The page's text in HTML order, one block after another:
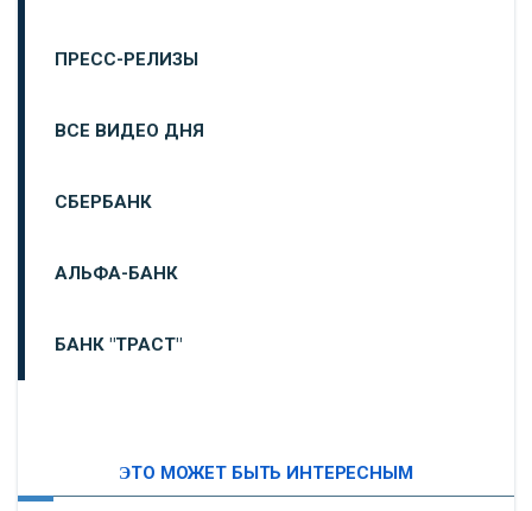
ПРЕСС-РЕЛИЗЫ
ВСЕ ВИДЕО ДНЯ
СБЕРБАНК
АЛЬФА-БАНК
БАНК "ТРАСТ"
ЭТО МОЖЕТ БЫТЬ ИНТЕРЕСНЫМ